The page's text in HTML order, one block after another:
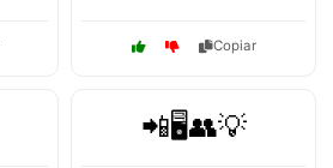
Copiar
📲🖥️👥💡